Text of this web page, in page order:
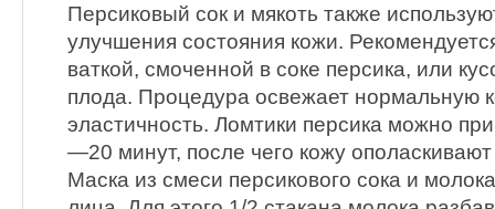
Персиковый сок и мякоть также
улучшения состояния кожи.
ваткой, смоченной в соке персика, или
плода. Процедура освежает нормальную
эластичность. Ломтики персика можно
—20 минут, после чего кожу
Маска из смеси персикового сока и